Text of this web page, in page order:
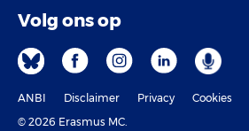
Volg ons op
ANBI Disclaimer Privacy Cookies
© 2026 Erasmus MC.